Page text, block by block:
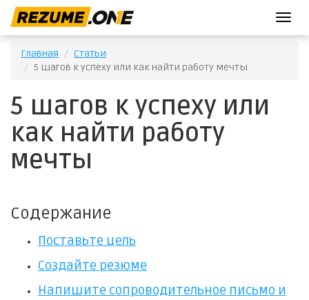
T
Главная
Статьи
5 шагов к успеху или как найти работу мечты
5 шагов к успеху или
как найти работу
мечты
Содержание
Поставьте цель
Создайте резюме
Напишите сопроводительное письмо и